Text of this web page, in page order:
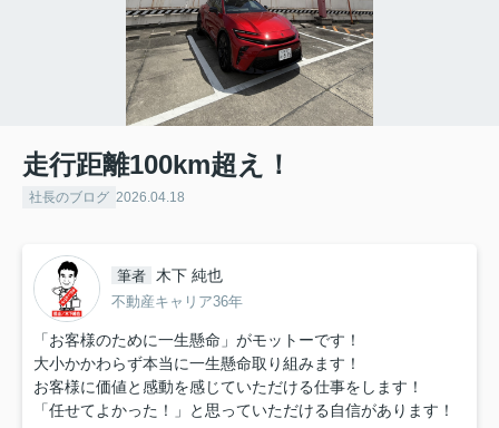
走行距離100km超え！
社長のブログ 2026.04.18
筆者 木下 純也
不動産キャリア36年
「お客様のために一生懸命」がモットーです！
大小かかわらず本当に一生懸命取り組みます！
お客様に価値と感動を感じていただける仕事をします！
「任せてよかった！」と思っていただける自信があります！